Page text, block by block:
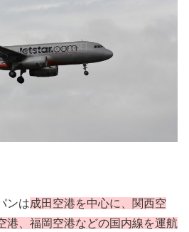
ンは成田空港を中心に、関西空
港、福岡空港などの国内線を運航